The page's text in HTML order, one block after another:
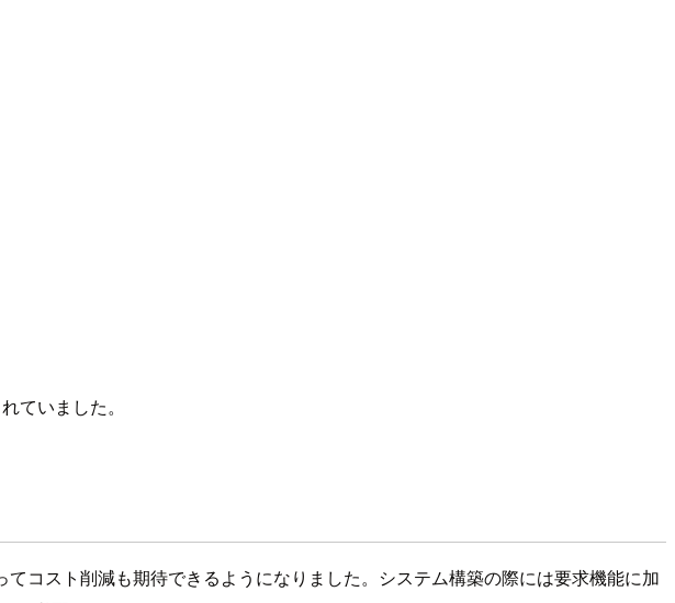
ていました。
コスト削減も期待できるようになりました。システム構築の際には要求機能に加